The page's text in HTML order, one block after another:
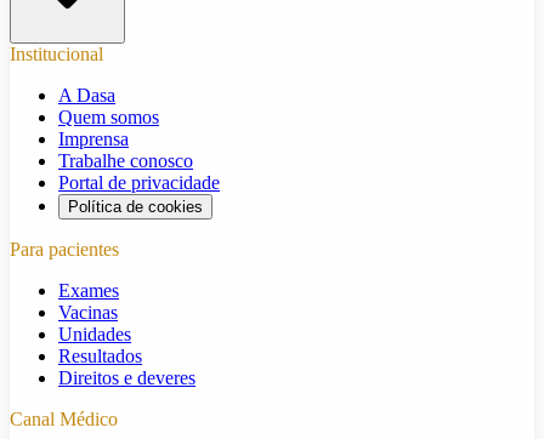
Institucional
A Dasa
Quem somos
Imprensa
Trabalhe conosco
Portal de privacidade
Política de cookies
Para pacientes
Exames
Vacinas
Unidades
Resultados
Direitos e deveres
Canal Médico